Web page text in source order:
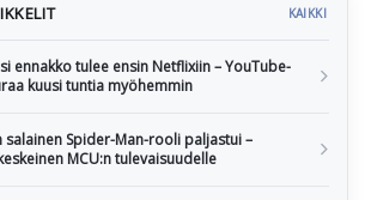
KAIKKI
ennakko tulee ensin Netflixiin – YouTube-
kuusi tuntia myöhemmin
salainen Spider-Man-rooli paljastui –
MCU:n tulevaisuudelle